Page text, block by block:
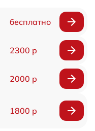
бесплатно
2300 р
2000 р
1800 р